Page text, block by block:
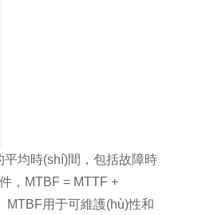
平均時(shí)間，包括故障時
，MTBF = MTTF +
MTBF用于可維護(hù)性和